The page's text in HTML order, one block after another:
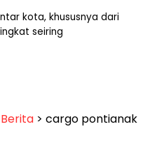
kota, khususnya dari
seiring
Berita > cargo pontianak